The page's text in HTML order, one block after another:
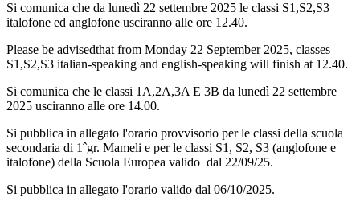
Si comunica che da lunedì 22 settembre 2025 le classi S1,S2,S3
italofone ed anglofone usciranno alle ore 12.40.
Please be advisedthat from Monday 22 September 2025, classes
S1,S2,S3 italian-speaking and english-speaking will finish at 12.40.
Si comunica che le classi 1A,2A,3A E 3B da lunedì 22 settembre
2025 usciranno alle ore 14.00.
Si pubblica in allegato l'orario provvisorio per le classi della scuola
secondaria di 1ˆgr. Mameli e per le classi S1, S2, S3 (anglofone e
italofone) della Scuola Europea valido dal 22/09/25.
Si pubblica in allegato l'orario valido dal 06/10/2025.